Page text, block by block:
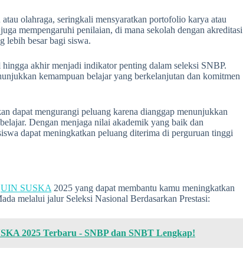
olahraga, seringkali mensyaratkan portofolio karya atau
mempengaruhi penilaian, di mana sekolah dengan akreditasi
lebih besar bagi siswa.
akhir menjadi indikator penting dalam seleksi SNBP.
kemampuan belajar yang berkelanjutan dan komitmen
dapat mengurangi peluang karena dianggap menunjukkan
Dengan menjaga nilai akademik yang baik dan
dapat meningkatkan peluang diterima di perguruan tinggi
UIN SUSKA 2025 yang dapat membantu kamu meningkatkan
melalui jalur Seleksi Nasional Berdasarkan Prestasi:
2025 Terbaru - SNBP dan SNBT Lengkap!